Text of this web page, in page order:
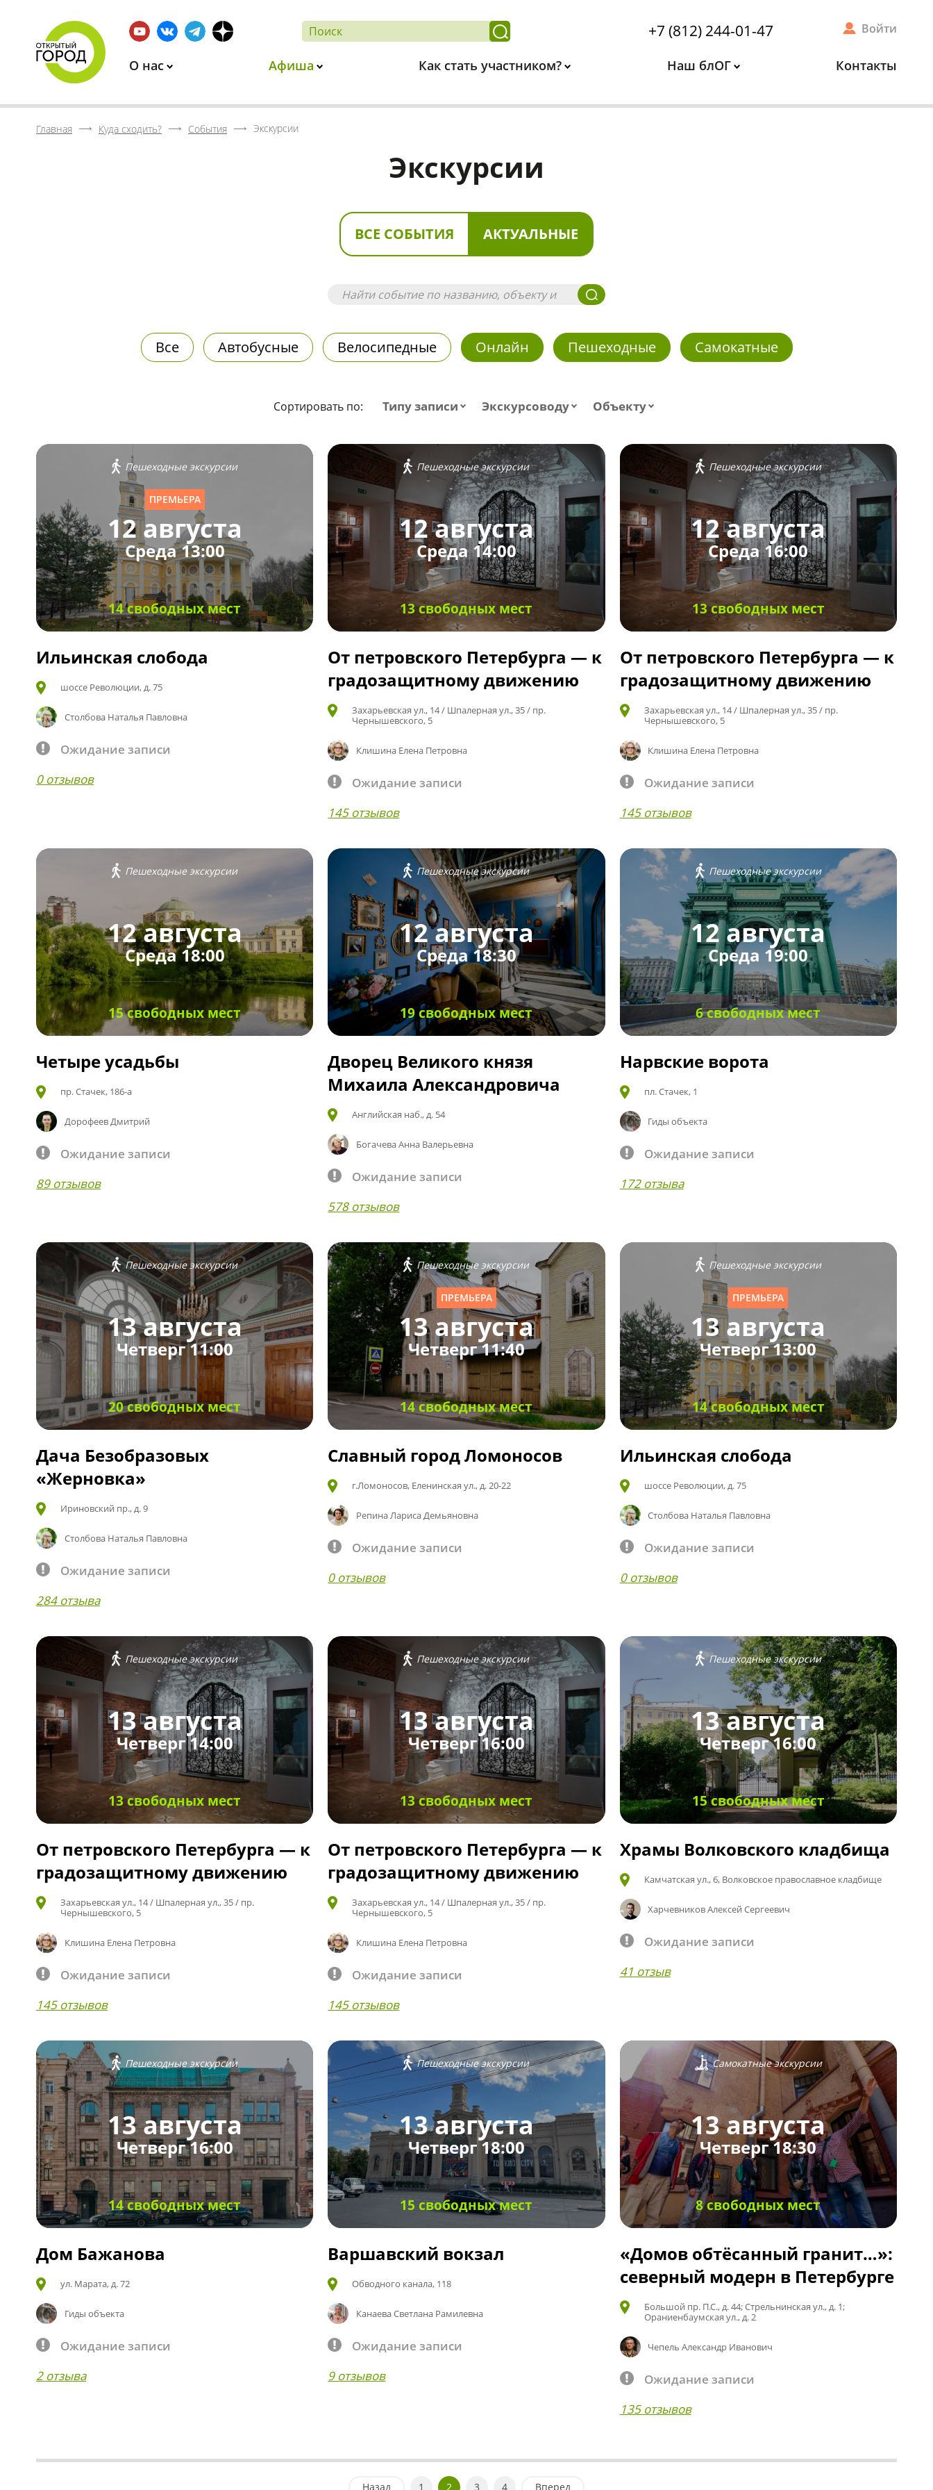
+7 (812) 244-01-47 Войти
О нас Афиша Как стать участником? Наш блОГ Контакты
Главная Куда сходить? События Экскурсии
Экскурсии
ВСЕ СОБЫТИЯ АКТУАЛЬНЫЕ
Все Автобусные Велосипедные Онлайн Пешеходные Самокатные
Сортировать по: Типу записи Экскурсоводу Объекту
Пешеходные экскурсии
ПРЕМЬЕРА
12 августа
Среда 13:00
14 свободных мест
Ильинская слобода
шоссе Революции, д. 75
Столбова Наталья Павловна
Ожидание записи
0 отзывов
Пешеходные экскурсии
12 августа
Среда 14:00
13 свободных мест
От петровского Петербурга — к
градозащитному движению
Захарьевская ул., 14 / Шпалерная ул., 35 / пр.
Чернышевского, 5
Клишина Елена Петровна
Ожидание записи
145 отзывов
Пешеходные экскурсии
12 августа
Среда 16:00
13 свободных мест
От петровского Петербурга — к
градозащитному движению
Захарьевская ул., 14 / Шпалерная ул., 35 / пр.
Чернышевского, 5
Клишина Елена Петровна
Ожидание записи
145 отзывов
Пешеходные экскурсии
12 августа
Среда 18:00
15 свободных мест
Четыре усадьбы
пр. Стачек, 186-а
Дорофеев Дмитрий
Ожидание записи
89 отзывов
Пешеходные экскурсии
12 августа
Среда 18:30
19 свободных мест
Дворец Великого князя
Михаила Александровича
Английская наб., д. 54
Богачева Анна Валерьевна
Ожидание записи
578 отзывов
Пешеходные экскурсии
12 августа
Среда 19:00
6 свободных мест
Нарвские ворота
пл. Стачек, 1
Гиды объекта
Ожидание записи
172 отзыва
Пешеходные экскурсии
13 августа
Четверг 11:00
20 свободных мест
Дача Безобразовых
«Жерновка»
Ириновский пр., д. 9
Столбова Наталья Павловна
Ожидание записи
284 отзыва
Пешеходные экскурсии
ПРЕМЬЕРА
13 августа
Четверг 11:40
14 свободных мест
Славный город Ломоносов
г.Ломоносов, Еленинская ул., д. 20-22
Репина Лариса Демьяновна
Ожидание записи
0 отзывов
Пешеходные экскурсии
ПРЕМЬЕРА
13 августа
Четверг 13:00
14 свободных мест
Ильинская слобода
шоссе Революции, д. 75
Столбова Наталья Павловна
Ожидание записи
0 отзывов
Пешеходные экскурсии
13 августа
Четверг 14:00
13 свободных мест
От петровского Петербурга — к
градозащитному движению
Захарьевская ул., 14 / Шпалерная ул., 35 / пр.
Чернышевского, 5
Клишина Елена Петровна
Ожидание записи
145 отзывов
Пешеходные экскурсии
13 августа
Четверг 16:00
13 свободных мест
От петровского Петербурга — к
градозащитному движению
Захарьевская ул., 14 / Шпалерная ул., 35 / пр.
Чернышевского, 5
Клишина Елена Петровна
Ожидание записи
145 отзывов
Пешеходные экскурсии
13 августа
Четверг 16:00
15 свободных мест
Храмы Волковского кладбища
Камчатская ул., 6, Волковское православное кладбище
Харчевников Алексей Сергеевич
Ожидание записи
41 отзыв
Пешеходные экскурсии
13 августа
Четверг 16:00
14 свободных мест
Дом Бажанова
ул. Марата, д. 72
Гиды объекта
Ожидание записи
2 отзыва
Пешеходные экскурсии
13 августа
Четверг 18:00
15 свободных мест
Варшавский вокзал
Обводного канала, 118
Канаева Светлана Рамилевна
Ожидание записи
9 отзывов
Самокатные экскурсии
13 августа
Четверг 18:30
8 свободных мест
«Домов обтёсанный гранит…»:
северный модерн в Петербурге
Большой пр. П.С., д. 44; Стрельнинская ул., д. 1;
Ораниенбаумская ул., д. 2
Чепель Александр Иванович
Ожидание записи
135 отзывов
Назад 1 2 3 4 Вперед